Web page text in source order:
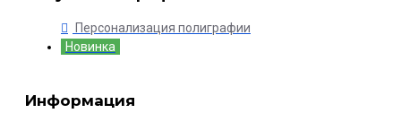
Персонализация полиграфии
Новинка
Информация